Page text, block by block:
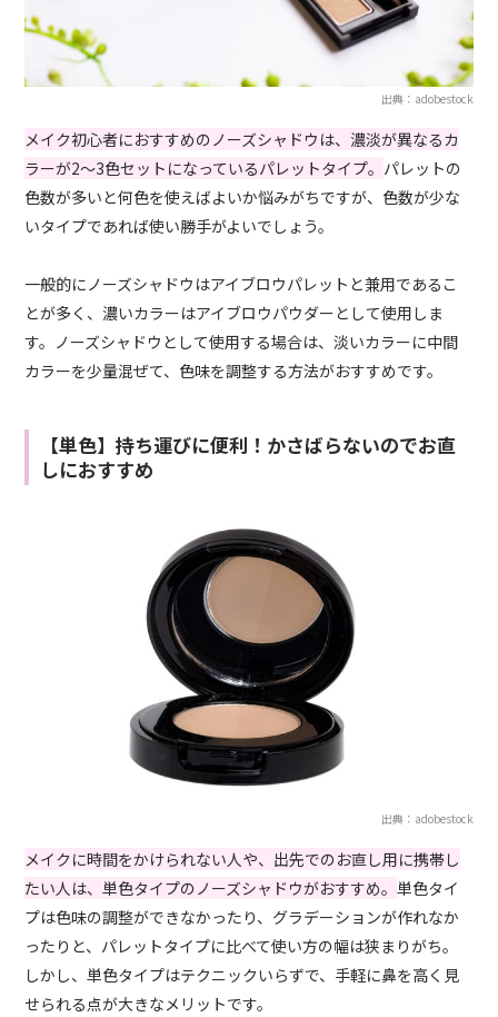
出典：adobestock
メイク初心者におすすめのノーズシャドウは、濃淡が異なるカ
ラーが2～3色セットになっているパレットタイプ。 パレットの
色数が多いと何色を使えばよいか悩みがちですが、色数が少な
いタイプであれば使い勝手がよいでしょう。
一般的にノーズシャドウはアイブロウパレットと兼用であるこ
とが多く、濃いカラーはアイブロウパウダーとして使用しま
す。ノーズシャドウとして使用する場合は、淡いカラーに中間
カラーを少量混ぜて、色味を調整する方法がおすすめです。
【単色】持ち運びに便利！かさばらないのでお直
しにおすすめ
出典：adobestock
メイクに時間をかけられない人や、出先でのお直し用に携帯し
たい人は、単色タイプのノーズシャドウがおすすめ。単色タイ
プは色味の調整ができなかったり、グラデーションが作れなか
ったりと、パレットタイプに比べて使い方の幅は狭まりがち。
しかし、単色タイプはテクニックいらずで、手軽に鼻を高く見
せられる点が大きなメリットです。